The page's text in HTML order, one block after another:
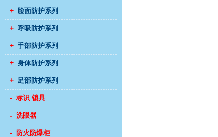
+ 脸面防护系列
+ 呼吸防护系列
+ 手部防护系列
+ 身体防护系列
+ 足部防护系列
- 标识 锁具
- 洗眼器
- 防火防爆柜